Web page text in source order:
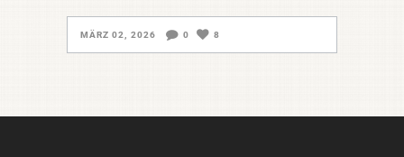
MÄRZ 02, 2026 0 8